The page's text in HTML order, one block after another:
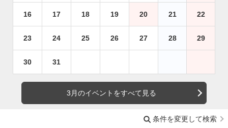
16 17 18 19 20 21 22
23 24 25 26 27 28 29
30 31
3月のイベントをすべて見る
条件を変更して検索